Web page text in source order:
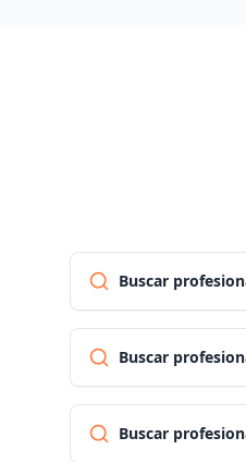
Buscar
Buscar
Buscar